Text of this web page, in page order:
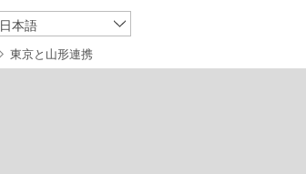
日本語
東京と山形連携